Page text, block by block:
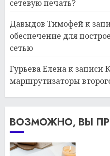
сетевую печать?
Давыдов Тимофейк
обеспечение для
сетью
Гурьева Еленак записи
маршрутизаторы
ВОЗМОЖНО, ВЫ